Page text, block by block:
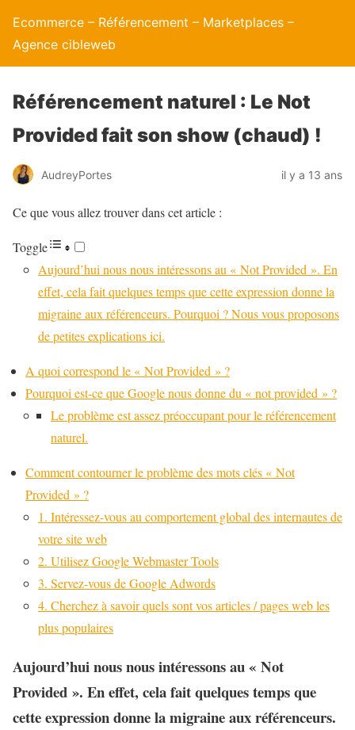
Ecommerce – Référencement – Marketplaces –
Agence cibleweb
Référencement naturel : Le Not
Provided fait son show (chaud) !
AudreyPortes il y a 13 ans
Ce que vous allez trouver dans cet article :
Toggle
Aujourd’hui nous nous intéressons au « Not Provided ». En
effet, cela fait quelques temps que cette expression donne la
migraine aux référenceurs. Pourquoi ? Nous vous proposons
de petites explications ici.
A quoi correspond le « Not Provided » ?
Pourquoi est-ce que Google nous donne du « not provided » ?
Le problème est assez préoccupant pour le référencement
naturel.
Comment contourner le problème des mots clés « Not
Provided » ?
1. Intéressez-vous au comportement global des internautes de
votre site web
2. Utilisez Google Webmaster Tools
3. Servez-vous de Google Adwords
4. Cherchez à savoir quels sont vos articles / pages web les
plus populaires
Aujourd’hui nous nous intéressons au « Not
Provided ». En effet, cela fait quelques temps que
cette expression donne la migraine aux référenceurs.